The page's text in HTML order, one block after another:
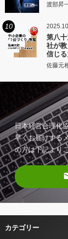
渡部昇
10
第八
社が
信じる
佐藤元
日本経営合理化
早くお届けする
の方は下記より
カテゴリー